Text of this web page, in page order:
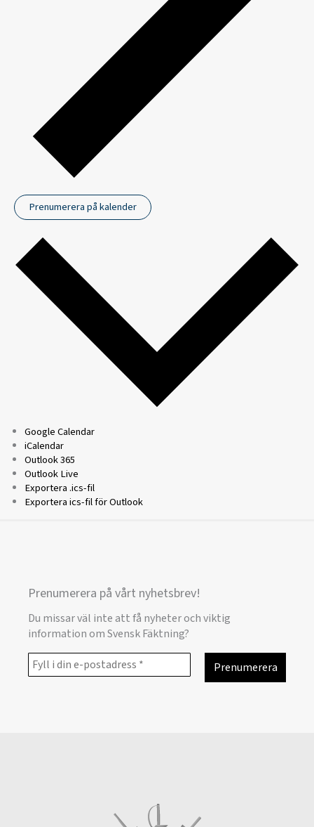
Prenumerera på kalender
Google Calendar
iCalendar
Outlook 365
Outlook Live
Exportera .ics-fil
Exportera ics-fil för Outlook
Prenumerera på vårt nyhetsbrev!
Du missar väl inte att få nyheter och viktig
information om Svensk Fäktning?